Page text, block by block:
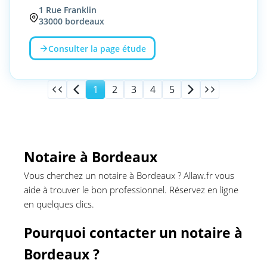
1 Rue Franklin
33000 bordeaux
Consulter la page étude
1 2 3 4 5
Notaire à Bordeaux
Vous cherchez un notaire à Bordeaux ? Allaw.fr vous
aide à trouver le bon professionnel. Réservez en ligne
en quelques clics.
Pourquoi contacter un notaire à
Bordeaux ?